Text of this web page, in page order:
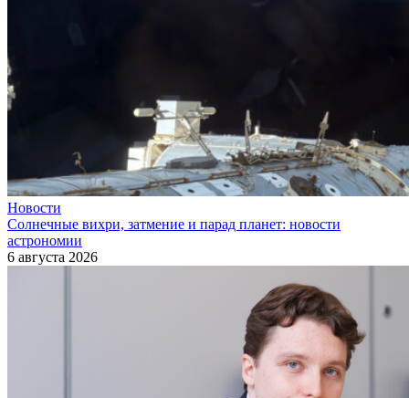
Новости
Солнечные вихри, затмение и парад планет: новости
астрономии
6 августа 2026